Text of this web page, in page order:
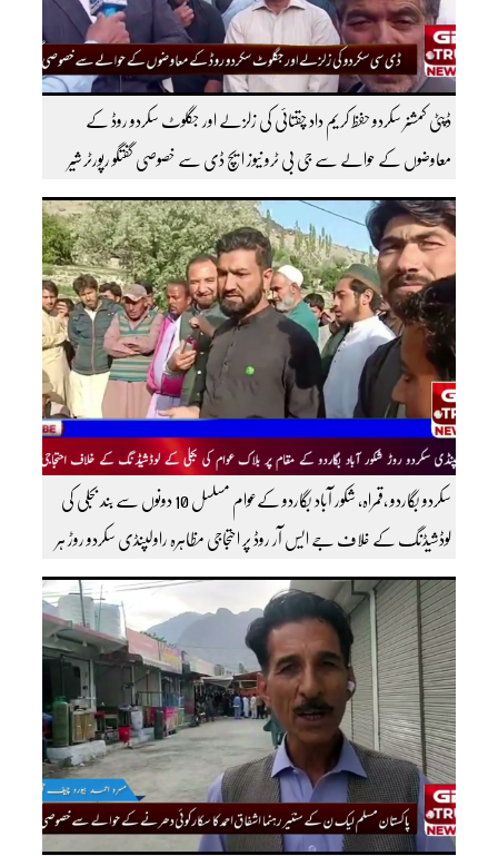
ڈپٹی کمشنر سکردو حفظ کریم داد چقتائی کی زلزلے اور جگلوٹ سکردو روڈ کے
معاوضوں کے حوالے سے جی بی ٹرو نیوز ایچ ڈی سے خصوصی گفتگو رپورٹر شیر
افضل روندو
سکردو بگاردو ،قمراہ، شکور آباد بگاردو کےعوام مسلسل 10 دونوں سے بند بجلی کی
لوڈشیڈنگ کے خلاف جے ایس آر روڈ پر احتجاجی مظاہرہ راولپنڈی سکردو روڑ ہر
قسم کی ٹریفک کے لئے بند۔۔ مزید اپڈیٹس کے لیے ہمارے یوٹیوب چینل کو
سبسکرائب کریں